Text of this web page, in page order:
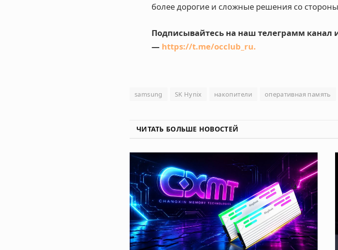
более дорогие и сложные решения со стороны
Подписывайтесь на наш телеграмм канал
— https://t.me/occlub_ru.
samsung SK Hynix накопители оперативная память
ЧИТАТЬ БОЛЬШЕ НОВОСТЕЙ